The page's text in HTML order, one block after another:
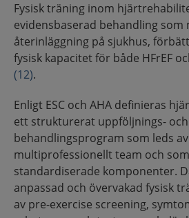
Fysisk träning inom
evidensbaserad behandling som
återinläggning på sjukhus,
fysisk kapacitet för både HFrEF
(12).
Enligt ESC och AHA definieras
ett strukturerat uppföljnings- och
behandlingsprogram som leds
multiprofessionellt team och
standardiserade komponenter.
anpassad och övervakad fysisk
av pre-exercise screening,